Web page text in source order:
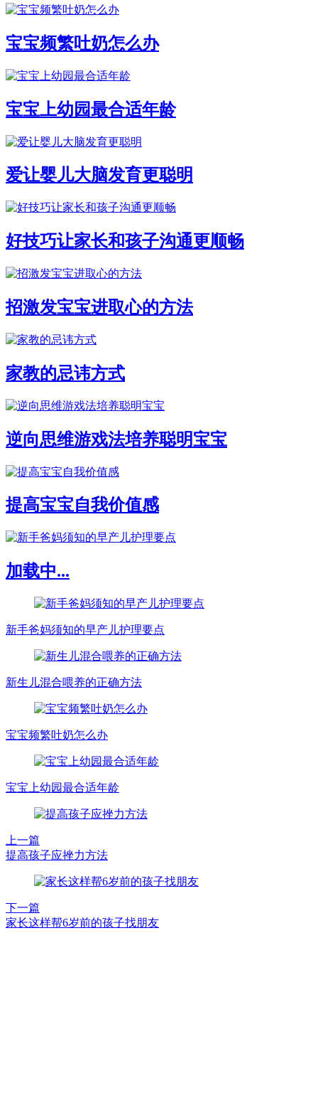
宝宝频繁吐奶怎么办
宝宝上幼园最合适年龄
爱让婴儿大脑发育更聪明
好技巧让家长和孩子沟通更顺畅
招激发宝宝进取心的方法
家教的忌讳方式
逆向思维游戏法培养聪明宝宝
提高宝宝自我价值感
加载中...
新手爸妈须知的早产儿护理要点
新生儿混合喂养的正确方法
宝宝频繁吐奶怎么办
宝宝上幼园最合适年龄
上一篇
提高孩子应挫力方法
下一篇
家长这样帮6岁前的孩子找朋友